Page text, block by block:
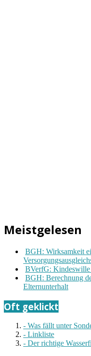
Meistgelesen
BGH: Wirksamkeit
BVerfG: Kindeswille
BGH: Berechnung
Elternunterhalt
Oft geklickt
- Was fällt unter
- Linkliste
- Der richtige